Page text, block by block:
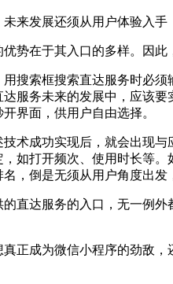
来发展还须从用户体验入手
在于其入口的多样。因此
索框搜索直达服务时必须
服务未来的发展中，应该
界面，供用户自由选择。
成功实现后，就会出现与
如打开频次、使用时长等
，倒是无须从用户角度出发
达服务的入口，无一例外
成为微信小程序的劲敌，